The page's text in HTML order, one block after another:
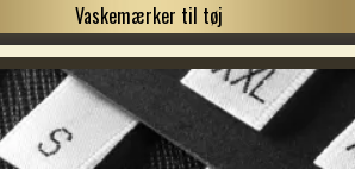
Vaskemærker til tøj